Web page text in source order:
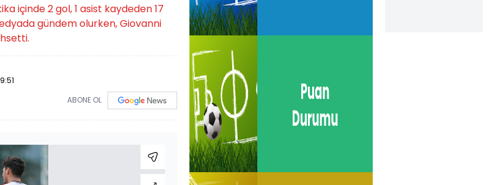
içinde 2 gol, 1 asist kaydeden 17
gündem olurken, Giovanni
ABONE OL